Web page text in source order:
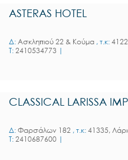
ASTERAS HOTEL
Δ: Ασκληπιού 22 & Κούμα , τ.κ:
T: 2410534773 |
CLASSICAL LARISSA
Δ: Φαρσάλων 182 , τ.κ: 41335,
T: 2410687600 |